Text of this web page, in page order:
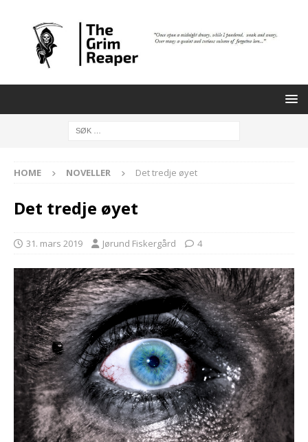
HOME NOVELLER Det tredje øyet
Det tredje øyet
31. mars 2019 Jørund Fiskergård 4